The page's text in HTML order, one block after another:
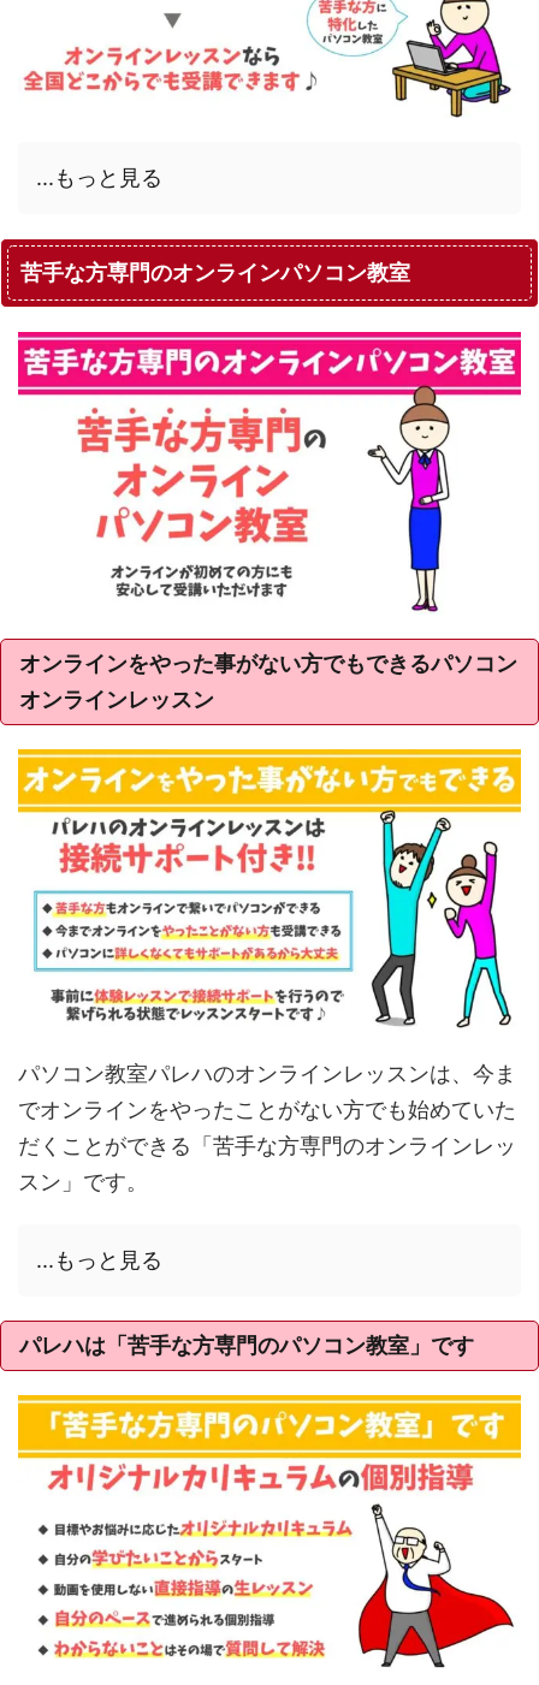
...もっと見る
苦手な方専門のオンラインパソコン教室
オンラインをやった事がない方でもできるパソコン
オンラインレッスン
パソコン教室パレハのオンラインレッスンは、今ま
でオンラインをやったことがない方でも始めていた
だくことができる「苦手な方専門のオンラインレッ
スン」です。
...もっと見る
パレハは「苦手な方専門のパソコン教室」です